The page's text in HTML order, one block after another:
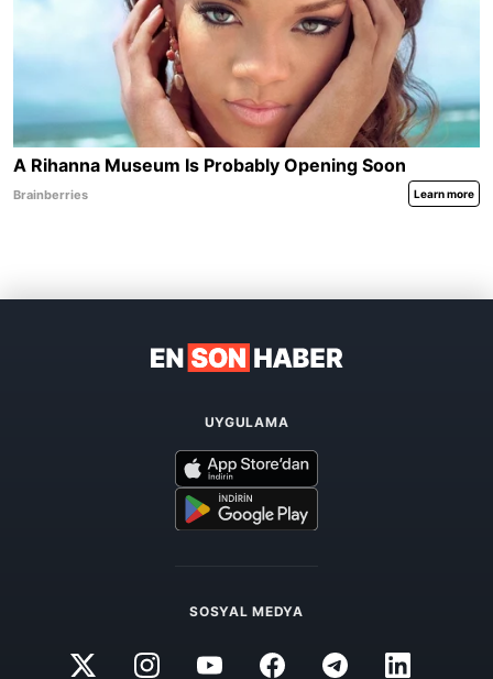
UYGULAMA
SOSYAL MEDYA